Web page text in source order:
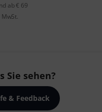
ab € 69
Sie sehen?
& Feedback